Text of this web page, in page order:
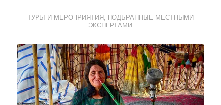
ТУРЫ И МЕРОПРИЯТИЯ, ПОДБРАННЫЕ МЕСТНЫМИ
ЭКСПЕРТАМИ